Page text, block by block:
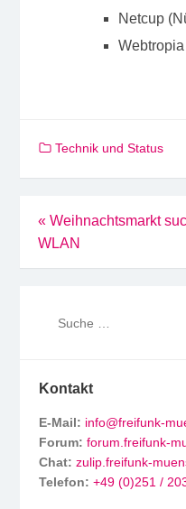
Netcup
Technik und Status
«Weihnachtsmarkt
WLAN
Kontakt
E-Mail: info@freifunk-
Forum: forum.freifunk-
Chat: zulip.freifunk-
Telefon: +49 (0)251 /